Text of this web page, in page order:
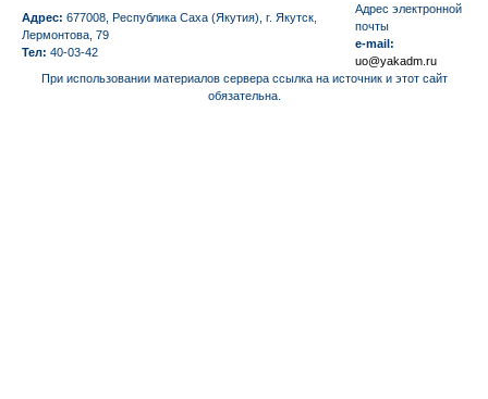
Адрес: 677008, Республика Саха (Якутия), г. Якутск,
Лермонтова, 79
Тел: 40-03-42
Aдрес электронной
почты
e-mail:
uo@yakadm.ru
При использовании материалов сервера ссылка на источник и этот сайт
обязательна.